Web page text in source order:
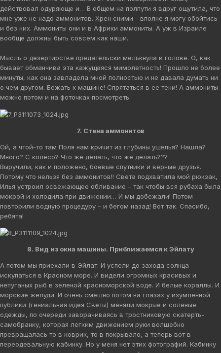
действовал одуряюще и… В общем на полпути я вдруг ощутила, что
мне уже не надо аммонитов. Хрен сними - вполне я могу обойтись
и без них. Аммониты они и в Африки аммониты. А уж в Израиле
вообще должны быть совсем как наши.
Мысль о дезертирстве предательски мелькнула в голове. О, как
бывает обманчива эта кажущаяся мимолетность! Прошло не более
минуты, как она завладела мной полностью и не давала думать ни
о чем другом. Бежать к машине! Спрятаться в ее тени! А аммониты
можно потом и на фоточках посмотреть.
7. Стена аммонитов
Ой, а чтой-то там Поля нам кричит из глубины ущелья? Нашла?
Много? С колесо? Что же делать, что же делать???
Выручили, как и положено, боевые спутники и верные друзья.
Потому что нельзя без аммонитов!! Света подхватила мой рюкзак,
Илья устроил освежающее обливание – так чтобы вся рубаха была
мокрой и холодила при движении… И мы добежали! Потом
повторили водную процедуру – и бегом назад! Вот так. Спасибо,
ребята!
8. Вид из окна машины. Приближаемся к Эйлату
А потом мы приехали в Эйлат. И успели до захода солнца
искупаться в Красном море. И видели огромных красивых и
непуганых рыб в зеленой красноморской воде. И белые кораллы. И
морские желуди. И очень смешно потом на глазах у изумленной
публики (гениальная идея Светы) меняли мокрые и соленые
одежды, по очереди заворачиваясь в тростниковую скатерть-
самобранку, которая легким движением руки волшебно
превращалась то в коврик, то в покрывало, а теперь вот в
переодевальную кабинку. Но у меня нет этих фотографий. Кабинку